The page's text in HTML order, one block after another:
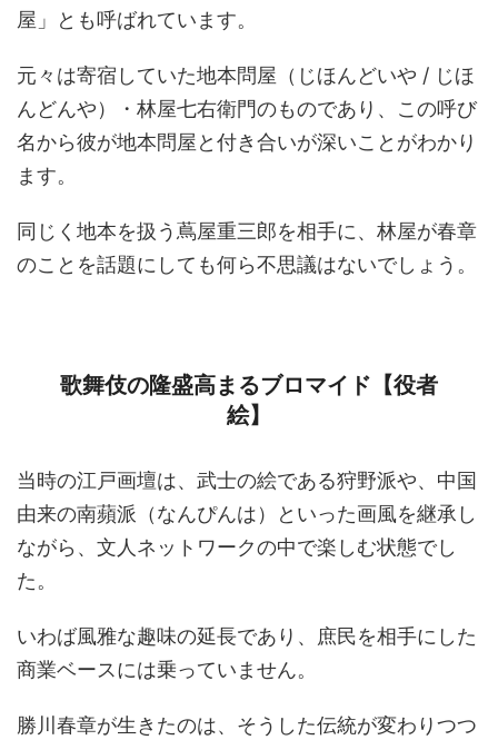
屋」とも呼ばれています。
元々は寄宿していた地本問屋（じほんどいや / じほ
んどんや）・林屋七右衛門のものであり、この呼び
名から彼が地本問屋と付き合いが深いことがわかり
ます。
同じく地本を扱う蔦屋重三郎を相手に、林屋が春章
のことを話題にしても何ら不思議はないでしょう。
歌舞伎の隆盛高まるブロマイド【役者
絵】
当時の江戸画壇は、武士の絵である狩野派や、中国
由来の南蘋派（なんぴんは）といった画風を継承し
ながら、文人ネットワークの中で楽しむ状態でし
た。
いわば風雅な趣味の延長であり、庶民を相手にした
商業ベースには乗っていません。
勝川春章が生きたのは、そうした伝統が変わりつつ